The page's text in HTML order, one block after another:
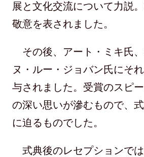
展と文化交流について力説
敬意を表されました。
その後、アート・ミキ氏
ヌ・ルー・ジョバン氏にそ
与されました。受賞のスピ
の深い思いが滲むもので、
に迫るものでした。
式典後のレセプションで